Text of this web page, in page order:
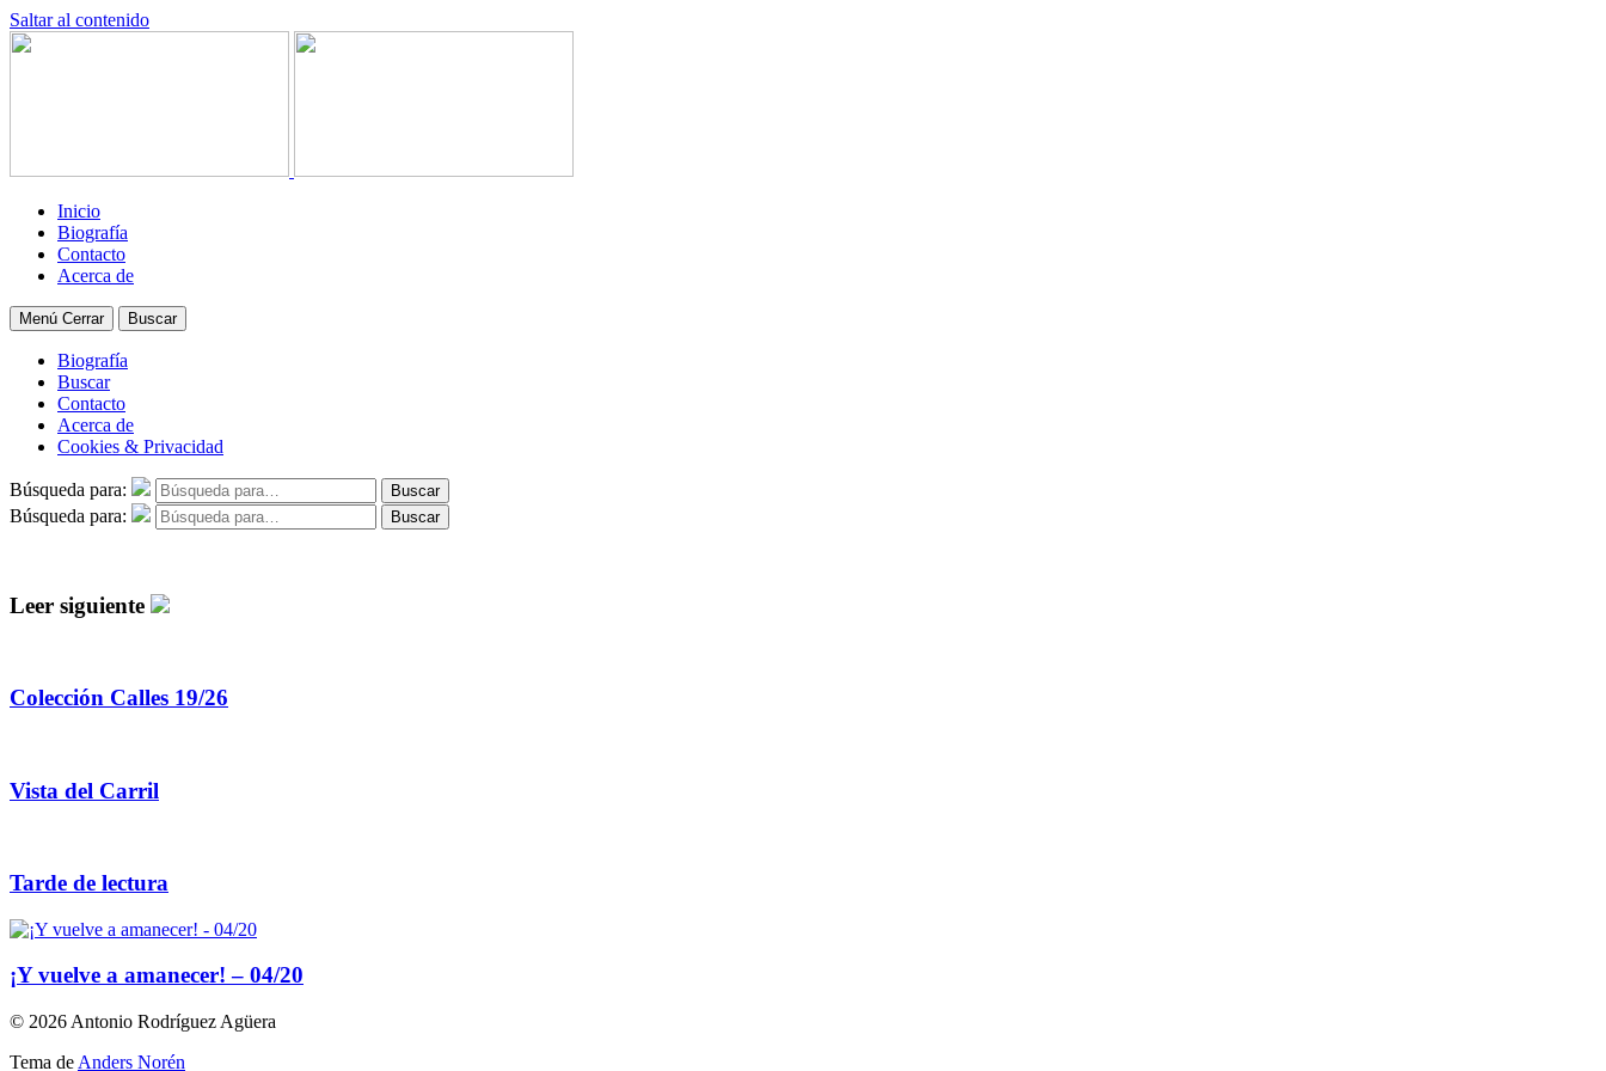
Saltar al contenido
Inicio
Biografía
Contacto
Acerca de
Menú Cerrar Buscar
Biografía
Buscar
Contacto
Acerca de
Cookies & Privacidad
Búsqueda para: Buscar
Búsqueda para: Buscar
Leer siguiente
Colección Calles 19/26
Vista del Carril
Tarde de lectura
¡Y vuelve a amanecer! – 04/20
© 2026 Antonio Rodríguez Agüera
Tema de Anders Norén